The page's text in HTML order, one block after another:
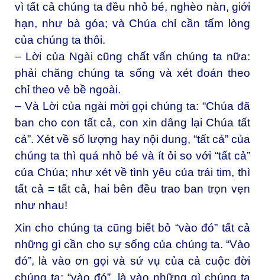
vì tất cả chúng ta đều nhỏ bé, nghèo nàn, giới
hạn, như bà góa; và Chúa chỉ cần tấm lòng
của chúng ta thôi.
– Lời của Ngài cũng chất vấn chúng ta nữa:
phải chăng chúng ta sống và xét đoán theo
chỉ theo vẻ bề ngoài.
– Và Lời của ngài mời gọi chúng ta: “Chúa đã
ban cho con tất cả, con xin dâng lại Chúa tất
cả”. Xét về số lượng hay nội dung, “tất cả” của
chúng ta thì quá nhỏ bé và ít ỏi so với “tất cả”
của Chúa; như xét về tình yêu của trái tim, thì
tất cả = tất cả, hai bên đều trao ban trọn vẹn
như nhau!
Xin cho chúng ta cũng biết bỏ “vào đó” tất cả
những gì cần cho sự sống của chúng ta. “Vào
đó”, là vào ơn gọi và sứ vụ của cả cuộc đời
chúng ta; “vào đó”, là vào những gì chúng ta